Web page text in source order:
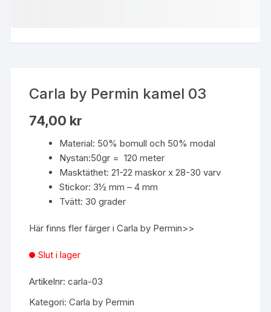
Carla by Permin kamel 03
74,00 kr
Material: 50% bomull och 50% modal
Nystan:50gr = 120 meter
Masktäthet: 21-22 maskor x 28-30 varv
Stickor: 3½ mm – 4 mm
Tvätt: 30 grader
Här finns fler färger i Carla by Permin>>
Slut i lager
Artikelnr:carla-03
Kategori:Carla by Permin